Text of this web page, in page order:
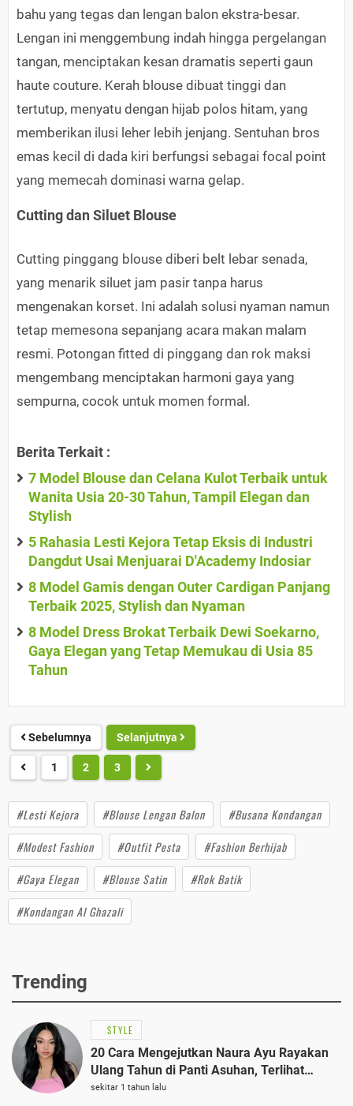
bahu yang tegas dan lengan balon ekstra-besar.
Lengan ini menggembung indah hingga pergelangan
tangan, menciptakan kesan dramatis seperti gaun
haute couture. Kerah blouse dibuat tinggi dan
tertutup, menyatu dengan hijab polos hitam, yang
memberikan ilusi leher lebih jenjang. Sentuhan bros
emas kecil di dada kiri berfungsi sebagai focal point
yang memecah dominasi warna gelap.
Cutting dan Siluet Blouse
Cutting pinggang blouse diberi belt lebar senada,
yang menarik siluet jam pasir tanpa harus
mengenakan korset. Ini adalah solusi nyaman namun
tetap memesona sepanjang acara makan malam
resmi. Potongan fitted di pinggang dan rok maksi
mengembang menciptakan harmoni gaya yang
sempurna, cocok untuk momen formal.
Berita Terkait :
7 Model Blouse dan Celana Kulot Terbaik untuk
Wanita Usia 20-30 Tahun, Tampil Elegan dan
Stylish
5 Rahasia Lesti Kejora Tetap Eksis di Industri
Dangdut Usai Menjuarai D'Academy Indosiar
8 Model Gamis dengan Outer Cardigan Panjang
Terbaik 2025, Stylish dan Nyaman
8 Model Dress Brokat Terbaik Dewi Soekarno,
Gaya Elegan yang Tetap Memukau di Usia 85
Tahun
Sebelumnya Selanjutnya
1 2 3
#Lesti Kejora #Blouse Lengan Balon
#Busana Kondangan
#Modest Fashion
#Outfit Pesta
#Fashion Berhijab
#Gaya Elegan
#Blouse Satin
#Rok Batik
#Kondangan Al Ghazali
Trending
STYLE
20 Cara Mengejutkan Naura Ayu Rayakan
Ulang Tahun di Panti Asuhan, Terlihat
Anggun dengan Kaftan Cokelat
sekitar 1 tahun lalu